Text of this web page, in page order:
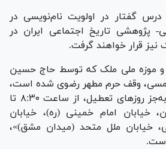
گفتار در اولویت نام‌نویسی در
پژوهشی تاریخ اجتماعی ایران در
نیز قرار خواهند گرفت.
و موزه ملی ملک که توسط حاج حسین
ملک در سال ۱۳۱۶ شمسی، وقف حرم مطهر رضوی شده است،
در حال حاضر همه‌روزه به‌جز روز‌های تعطیل، از ساعت ۸:۳۰ تا
خیابان امام خمینی (ره)، خیابان
خیابان ملل متحد (میدان مشق)»،